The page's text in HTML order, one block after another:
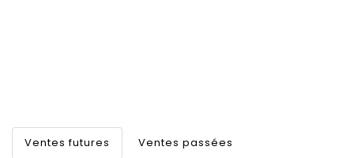
Ventes futures Ventes passées